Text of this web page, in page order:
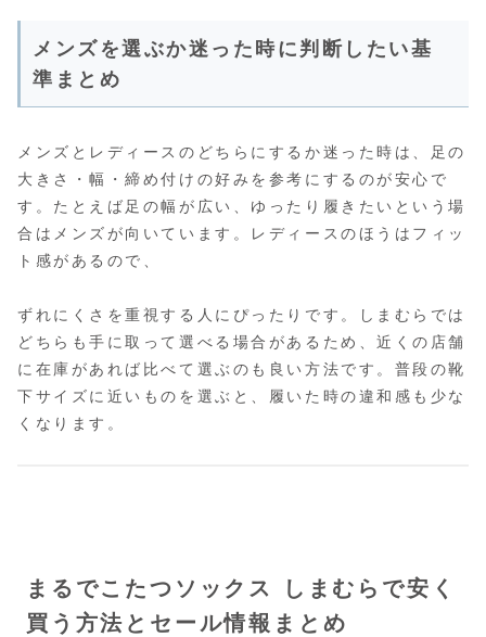
メンズを選ぶか迷った時に判断したい基
準まとめ
メンズとレディースのどちらにするか迷った時は、足の
大きさ・幅・締め付けの好みを参考にするのが安心で
す。たとえば足の幅が広い、ゆったり履きたいという場
合はメンズが向いています。レディースのほうはフィッ
ト感があるので、
ずれにくさを重視する人にぴったりです。しまむらでは
どちらも手に取って選べる場合があるため、近くの店舗
に在庫があれば比べて選ぶのも良い方法です。普段の靴
下サイズに近いものを選ぶと、履いた時の違和感も少な
くなります。
まるでこたつソックス しまむらで安く
買う方法とセール情報まとめ